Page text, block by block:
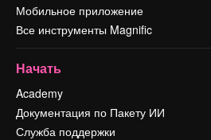
Мобильное приложение
Все инструменты Magnific
Начать
Academy
Документация по Пакету ИИ
Служба поддержки